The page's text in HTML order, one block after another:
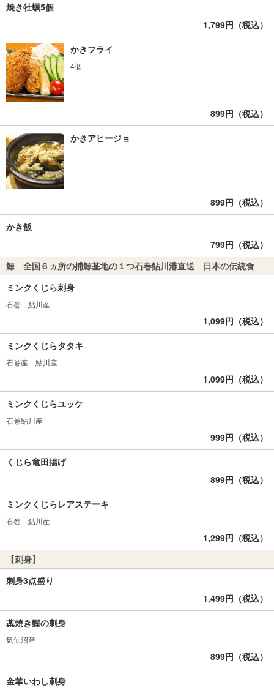
焼き牡蠣5個
1,799円（税込）
かきフライ
4個
899円（税込）
かきアヒージョ
899円（税込）
かき飯
799円（税込）
鯨 全国６ヵ所の捕鯨基地の１つ石巻鮎川港直送 日本の伝統食
ミンクくじら刺身
石巻 鮎川産
1,099円（税込）
ミンクくじらタタキ
石巻産 鮎川産
1,099円（税込）
ミンクくじらユッケ
石巻鮎川産
999円（税込）
くじら竜田揚げ
899円（税込）
ミンクくじらレアステーキ
石巻 鮎川産
1,299円（税込）
【刺身】
刺身3点盛り
1,499円（税込）
藁焼き鰹の刺身
気仙沼産
899円（税込）
金華いわし刺身